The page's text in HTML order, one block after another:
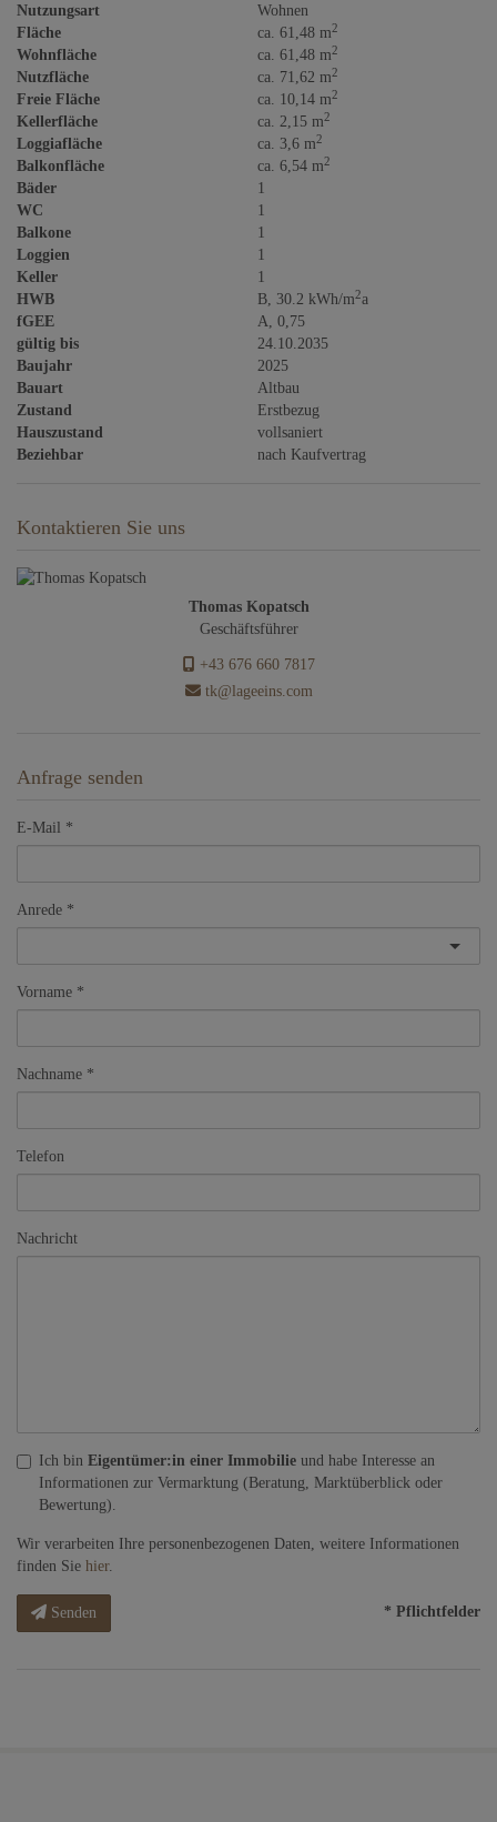
Nutzungsart
Wohnen
Fläche
ca. 61,48 m2
Wohnfläche ca. 61,48 m2
Nutzfläche ca. 71,62 m2
Freie Fläche ca. 10,14 m2
Kellerfläche ca. 2,15 m2
Loggiafläche ca. 3,6 m2
Balkonfläche ca. 6,54 m2
Bäder
1
WC
1
Balkone
1
Loggien
1
Keller
1
HWB
B, 30.2 kWh/m2a
fGEE
A, 0,75
gültig bis
24.10.2035
Baujahr
2025
Bauart
Altbau
Zustand
Erstbezug
Hauszustand
vollsaniert
Beziehbar
nach Kaufvertrag
Kontaktieren Sie uns
Thomas Kopatsch
Geschäftsführer
+43 676 660 7817
tk@lageeins.com
Anfrage senden
E-Mail
Anrede
Vorname
Nachname
Telefon
Nachricht
Ich bin Eigentümer:in einer Immobilie und habe Interesse an
Informationen zur Vermarktung (Beratung, Marktüberblick oder
Bewertung).
Wir verarbeiten Ihre personenbezogenen Daten, weitere Informationen
finden Sie hier.
Senden * Pflichtfelder